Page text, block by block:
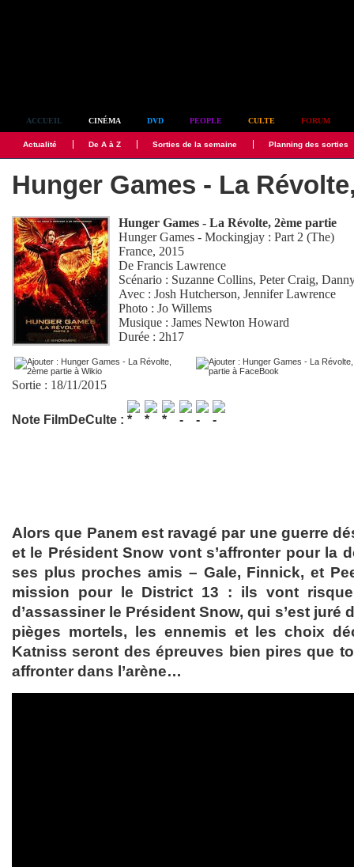
ACCUEIL CINÉMA DVD PEOPLE CULTE FORUM
Actualité De A à Z Sorties de la semaine Planning des sorties
Hunger Games - La
Hunger Games - La Révolte, 2ème partie
Hunger Games - Mockingjay : Part 2 (The)
France, 2015
DeFrancis Lawrence
Scénario : Suzanne Collins,Peter Craig,
Avec :Josh Hutcherson,Jennifer Lawrence
Photo :Jo Willems
Musique :James Newton Howard
Durée : 2h17
Sortie : 18/11/2015
Note FilmDeCulte :
Alors que Panem est ravagé par une guerre
et le Président Snow vont s’affronter pour la
ses plus proches amis – Gale, Finnick, et
mission pour le District 13 : ils vont
d’assassiner le Président Snow, qui s’est juré
pièges mortels, les ennemis et les choix
Katniss seront des épreuves bien pires que
affronter dans l’arène…